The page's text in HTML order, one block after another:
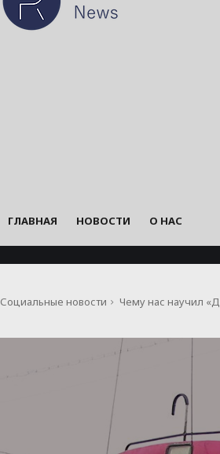
ГЛАВНАЯ НОВОСТИ О НАС
Социальные новости Чему нас научил